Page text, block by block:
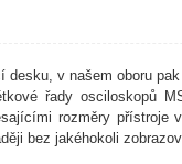
desku, v našem oboru
řady osciloskopů
rozměry přístroje
bez jakéhokoli